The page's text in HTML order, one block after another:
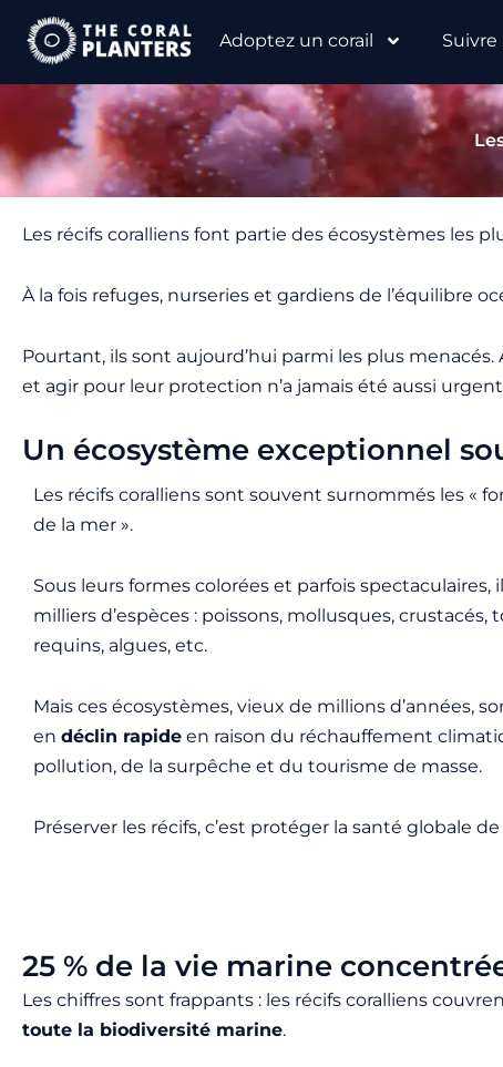
Adoptez un corail
Les récifs coralliens font partie des écosystèmes les
À la fois refuges, nurseries et gardiens de l’équilibre
Pourtant, ils sont aujourd’hui parmi les plus
et agir pour leur protection n’a jamais été aussi
Un écosystème exceptionnel
Les récifs coralliens sont souvent surnommés les «
de la mer ».
Sous leurs formes colorées et parfois spectaculaires,
milliers d’espèces : poissons, mollusques, crustacés,
requins, algues, etc.
Mais ces écosystèmes, vieux de millions d’années,
en déclin rapide en raison du réchauffement
pollution, de la surpêche et du tourisme de masse.
Préserver les récifs, c’est protéger la santé globale de
25 % de la vie marine
Les chiffres sont frappants : les récifs coralliens
toute la biodiversité marine.